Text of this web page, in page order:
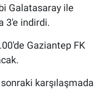
Galatasaray ile
3'e indirdi.
Gaziantep FK
karşılaşmada